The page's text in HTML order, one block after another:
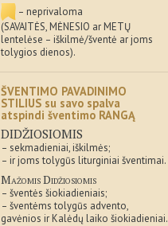
– neprivaloma
(SAVAITĖS, MĖNESIO ar METŲ
lentelėse – iškilmė/šventė ar joms
tolygios dienos).
ŠVENTIMO PAVADINIMO
STILIUS su savo spalva
atspindi šventimo RANGĄ
DIDŽIOSIOMIS
– sekmadieniai, iškilmės;
– ir joms tolygūs liturginiai šventimai.
Mažomis Didžiosiomis
– šventės šiokiadieniais;
– šventėms tolygūs advento,
gavėnios ir Kalėdų laiko šiokiadieniai.